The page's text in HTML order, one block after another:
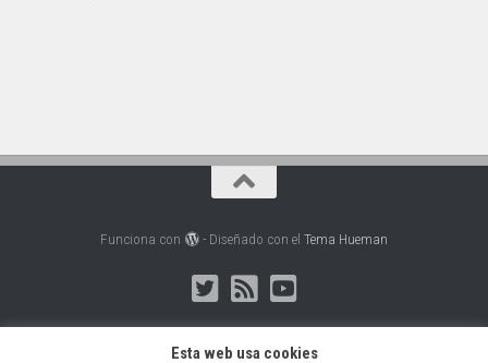
Funciona con - Diseñado con el Tema Hueman
Esta web usa cookies